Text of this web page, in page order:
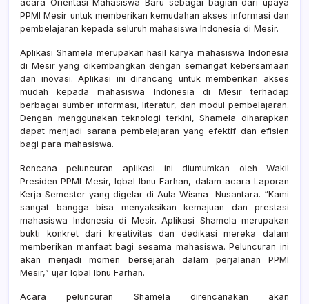
acara Orientasi Mahasiswa Baru sebagai bagian dari upaya
PPMI Mesir untuk memberikan kemudahan akses informasi dan
pembelajaran kepada seluruh mahasiswa Indonesia di Mesir.
Aplikasi Shamela merupakan hasil karya mahasiswa Indonesia
di Mesir yang dikembangkan dengan semangat kebersamaan
dan inovasi. Aplikasi ini dirancang untuk memberikan akses
mudah kepada mahasiswa Indonesia di Mesir terhadap
berbagai sumber informasi, literatur, dan modul pembelajaran.
Dengan menggunakan teknologi terkini, Shamela diharapkan
dapat menjadi sarana pembelajaran yang efektif dan efisien
bagi para mahasiswa.
Rencana peluncuran aplikasi ini diumumkan oleh Wakil
Presiden PPMI Mesir, Iqbal Ibnu Farhan, dalam acara Laporan
Kerja Semester yang digelar di Aula Wisma Nusantara. “Kami
sangat bangga bisa menyaksikan kemajuan dan prestasi
mahasiswa Indonesia di Mesir. Aplikasi Shamela merupakan
bukti konkret dari kreativitas dan dedikasi mereka dalam
memberikan manfaat bagi sesama mahasiswa. Peluncuran ini
akan menjadi momen bersejarah dalam perjalanan PPMI
Mesir,” ujar Iqbal Ibnu Farhan.
Acara peluncuran Shamela direncanakan akan